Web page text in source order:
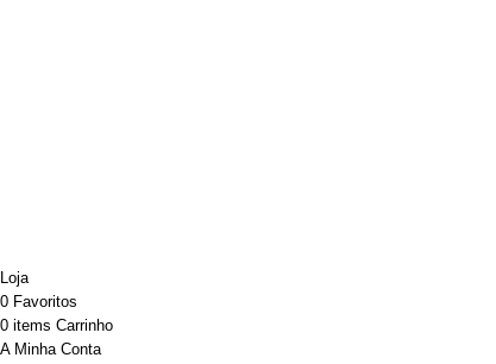
Loja
0 Favoritos
0 items Carrinho
A Minha Conta